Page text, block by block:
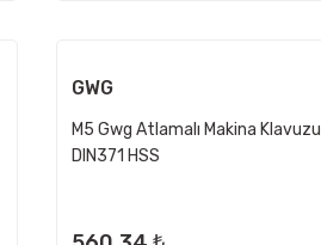
GWG
M5 Gwg Atlamalı Makina Klavuzu
DIN371 HSS